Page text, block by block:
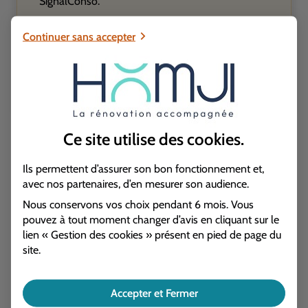
assurance habitation afin d’activer votre
protection juridique qui vous guidera sur les
procédures à engager.
Lire aussi :
Continuer sans accepter
Ce site utilise descookies.
Ils permettent d’assurer son bon fonctionnement et,
avec nos partenaires, d’en mesurer son audience.
Nous conservons vos choix pendant 6 mois. Vous
pouvez à tout moment changer d’avis en cliquant sur le
lien « Gestion des cookies » présent en pied de page du
site.
Accepter et Fermer